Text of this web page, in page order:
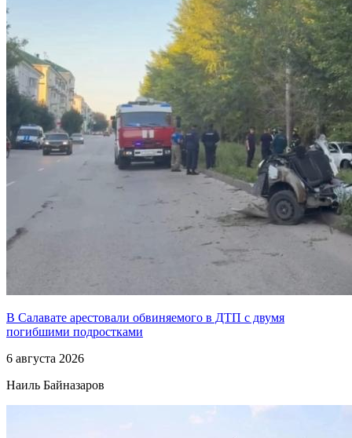
В Салавате арестовали обвиняемого в ДТП с двумя
погибшими подростками
6 августа 2026
Наиль Байназаров